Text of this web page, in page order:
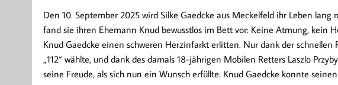
Den 10. September 2025 wird Silke Gaedcke aus Meckelfeld ihr Leben lang
fand sie ihren Ehemann Knud bewusstlos im Bett vor: Keine Atmung, kein
Knud Gaedcke einen schweren Herzinfarkt erlitten. Nur dank der
„112“ wählte, und dank des damals 18-jährigen Mobilen Retters Laszlo
seine Freude, als sich nun ein Wunsch erfüllte: Knud Gaedcke konnte